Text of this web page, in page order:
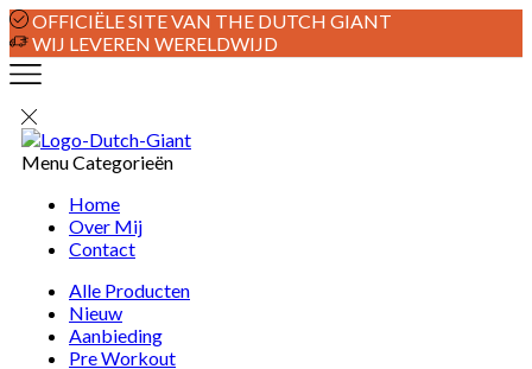
OFFICIËLE SITE VAN THE DUTCH GIANT
WIJ LEVEREN WERELDWIJD
MenuCategorieën
Home
Over Mij
Contact
Alle Producten
Nieuw
Aanbieding
Pre Workout